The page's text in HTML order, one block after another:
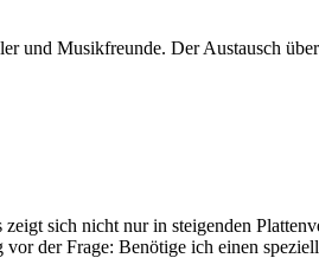
und Musikfreunde. Der Austausch
sich nicht nur in steigenden
der Frage: Benötige ich einen